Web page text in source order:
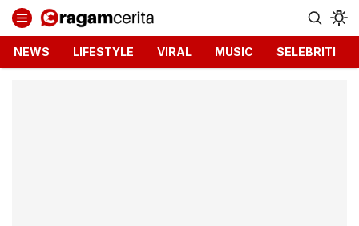
Ragamcerita.com
Informasi Terbaru dan Terkini
NEWS LIFESTYLE VIRAL MUSIC SELEBRITI